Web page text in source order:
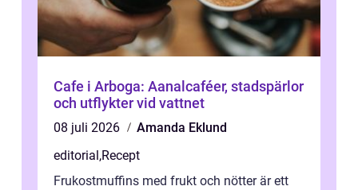
Cafe i Arboga: Aanalcaféer, stadspärlor
och utflykter vid vattnet
08 juli 2026
Amanda Eklund
editorial,Recept
Frukostmuffins med frukt och nötter är ett